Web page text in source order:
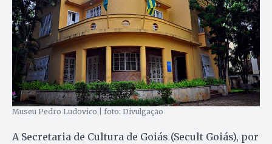
Museu Pedro Ludovico | foto: Divulgação
A Secretaria de Cultura de Goiás (Secult Goiás), por